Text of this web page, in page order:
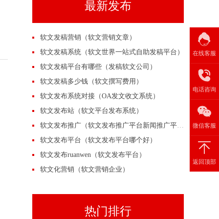
最新发布
软文发稿营销（软文营销文章）
软文发稿系统（软文世界一站式自助发稿平台）
软文发稿平台有哪些（发稿软文公司）
软文发稿多少钱（软文撰写费用）
软文发布系统对接（OA发文收文系统）
软文发布站（软文平台发布系统）
软文发布推广（软文发布推广平台新闻推广平台）
软文发布平台（软文发布平台哪个好）
软文发布ruanwen（软文发布平台）
软文化营销（软文营销企业）
热门排行
在线客服
电话咨询
微信客服
返回顶部